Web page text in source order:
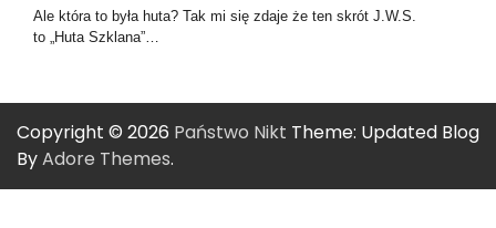
Ale która to była huta? Tak mi się zdaje że ten skrót J.W.S.
to „Huta Szklana”…
Copyright © 2026 Państwo Nikt Theme: Updated Blog
ByAdore Themes.